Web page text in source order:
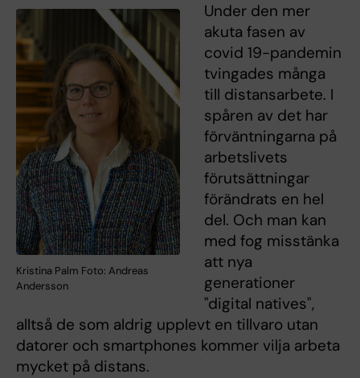
Kristina Palm Foto: Andreas
Andersson
Under den mer
akuta fasen av
covid 19-pandemin
tvingades många
till distansarbete. I
spåren av det har
förväntningarna på
arbetslivets
förutsättningar
förändrats en hel
del. Och man kan
med fog misstänka
att nya
generationer
"digital natives",
alltså de som aldrig upplevt en tillvaro utan
datorer och smartphones kommer vilja arbeta
mycket på distans.